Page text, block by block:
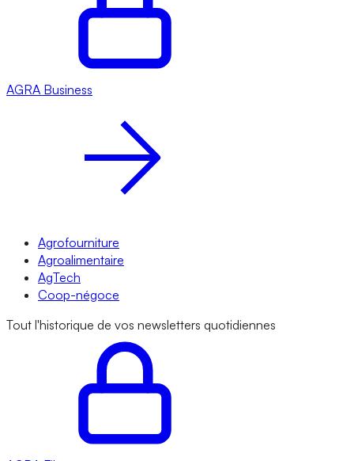
AGRA Business
Agrofourniture
Agroalimentaire
AgTech
Coop-négoce
Tout l'historique de vos newsletters quotidiennes